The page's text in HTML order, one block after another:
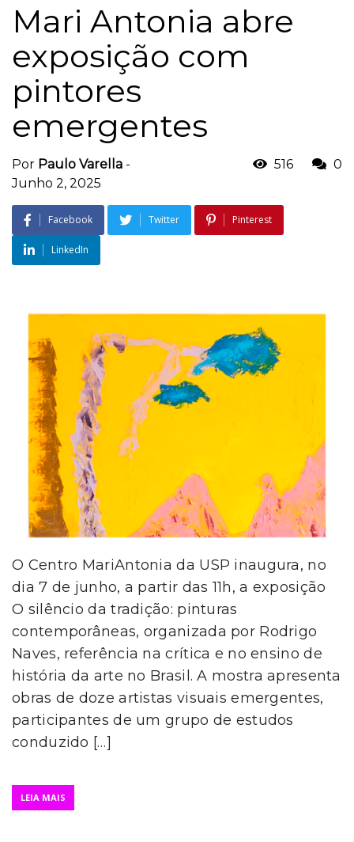
Mari Antonia abre
exposição com
pintores
emergentes
Por Paulo Varella -
Junho 2, 2025
516 0
Facebook Twitter Pinterest
LinkedIn
O Centro MariAntonia da USP inaugura, no
dia 7 de junho, a partir das 11h, a exposição
O silêncio da tradição: pinturas
contemporâneas, organizada por Rodrigo
Naves, referência na crítica e no ensino de
história da arte no Brasil. A mostra apresenta
obras de doze artistas visuais emergentes,
participantes de um grupo de estudos
conduzido […]
LEIA MAIS